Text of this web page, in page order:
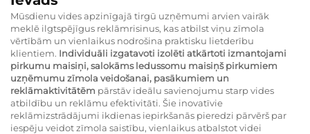
Mūsdienu vides apzinīgajā tirgū uzņēmumi arvien vairāk
meklē ilgtspējīgus reklāmrisinus, kas atbilst viņu zīmola
vērtībām un vienlaikus nodrošina praktisku lietderību
klientiem. Individuāli izgatavoti izolēti atkārtoti izmantojami
pirkumu maisiņi, salokāms ledussomu maisiņš pirkumiem
uzņēmumu zīmola veidošanai, pasākumiem un
reklāmaktivitātēm pārstāv ideālu savienojumu starp vides
atbildību un reklāmu efektivitāti. Šie inovatīvie
reklāmizstrādājumi ikdienas iepirkšanās pieredzi pārvērš par
iespēju veidot zīmola saistību, vienlaikus atbalstot videi